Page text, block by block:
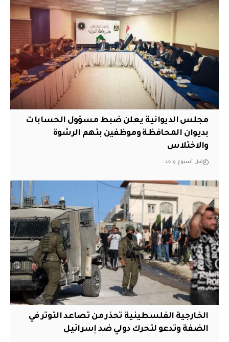
مجلس الديوانية يعلن ضبط مسؤول الحسابات
بديوان المحافظة وموظفين بتهم الرشوة
والاختلاس
قبل أسبوع واحد
الخارجية الفلسطينية تحذر من تصاعد التوتر في
الضفة وتدعو لتحرك دولي ضد إسرائيل